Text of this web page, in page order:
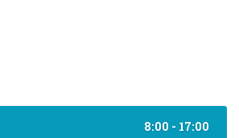
8:00 - 17:00